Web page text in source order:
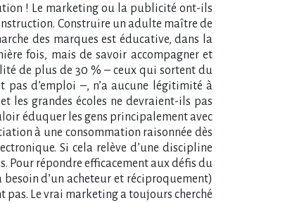
! Le marketing ou la publicité ont-ils
Construire un adulte maître de
des marques est éducative, dans la
fois, mais de savoir accompagner et
de plus de 30 % – ceux qui sortent du
d’emploi –, n’a aucune légitimité à
les grandes écoles ne devraient-ils pas
éduquer les gens principalement avec
à une consommation raisonnée dès
Si cela relève d’une discipline
Pour répondre efficacement aux défis du
d’un acheteur et réciproquement)
pas. Le vrai marketing a toujours cherché